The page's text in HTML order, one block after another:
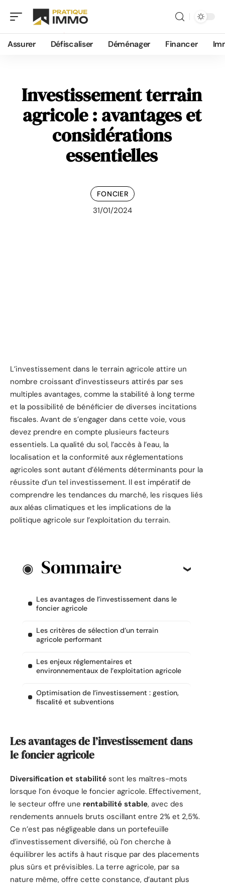
Assurer Défiscaliser Déménager Financer
Investissement terrain
agricole : avantages et
considérations
essentielles
FONCIER
31/01/2024
L’investissement dans le terrain agricole attire un
nombre croissant d’investisseurs attirés par ses
multiples avantages, comme la stabilité à long terme
et la possibilité de bénéficier de diverses incitations
fiscales. Avant de s’engager dans cette voie, vous
devez prendre en compte plusieurs facteurs
essentiels. La qualité du sol, l’accès à l’eau, la
localisation et la conformité aux réglementations
agricoles sont autant d’éléments déterminants pour la
réussite d’un tel investissement. Il est impératif de
comprendre les tendances du marché, les risques liés
aux aléas climatiques et les implications de la
politique agricole sur l’exploitation du terrain.
Sommaire
Les avantages de l’investissement dans le
foncier agricole
Les critères de sélection d’un terrain
agricole performant
Les enjeux réglementaires et
environnementaux de l’exploitation agricole
Optimisation de l’investissement : gestion,
fiscalité et subventions
Les avantages de l’investissement dans
le foncier agricole
Diversification et stabilité sont les maîtres-mots
lorsque l’on évoque le foncier agricole. Effectivement,
le secteur offre une rentabilité stable, avec des
rendements annuels bruts oscillant entre 2% et 2,5%.
Ce n’est pas négligeable dans un portefeuille
d’investissement diversifié, où l’on cherche à
équilibrer les actifs à haut risque par des placements
plus sûrs et prévisibles. La terre agricole, par sa
nature même, offre cette constance, d’autant plus